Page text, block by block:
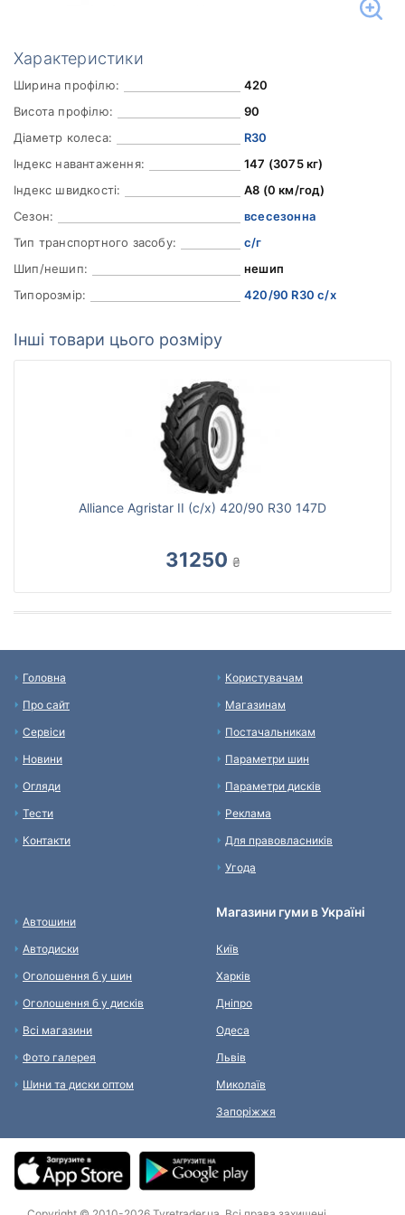
Характеристики
Ширина профілю:
420
Висота профілю:
90
Діаметр колеса:
R30
Індекс навантаження:
147 (3075 кг)
Індекс швидкості:
A8 (0 км/год)
Сезон:
всесезонна
Тип транспортного засобу:
с/г
Шип/нешип:
нешип
Типорозмір:
420/90 R30 с/х
Інші товари цього розміру
Alliance Agristar II (с/х) 420/90 R30 147D
31250 ₴
Головна
Про сайт
Сервіси
Новини
Огляди
Тести
Контакти
Користувачам
Магазинам
Постачальникам
Параметри шин
Параметри дисків
Реклама
Для правовласників
Угода
Автошини
Автодиски
Оголошення б у шин
Оголошення б у дисків
Всі магазини
Фото галерея
Шини та диски оптом
Магазини гуми в Україні
Київ
Харків
Дніпро
Одеса
Львів
Миколаїв
Запоріжжя